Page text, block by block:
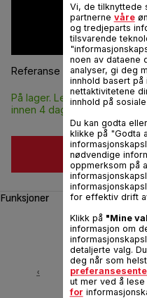
Referanse : XA724810
På lager. Leveres
innen 4 dager.
LEGG I
Funksjoner
‹
Vi, de tilknyttede
partnerne våre
og tredjeparts
tilsvarende
noen av dataene
analyser, gi deg
innhold basert
nettaktivitetene
innhold på
Du kan godta
klikke på "Godta
nødvendige
oppmerksom på
for effektiv drift
Klikk på "Mine
informasjon om
detaljerte valg.
deg når som
ut mer ved å
for